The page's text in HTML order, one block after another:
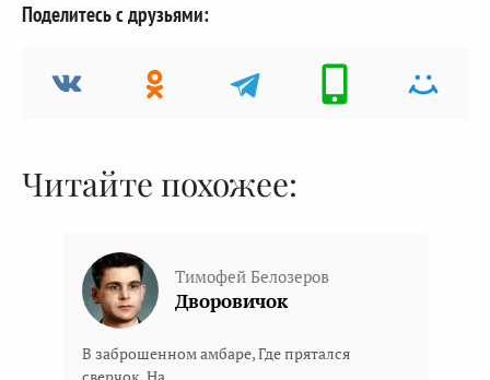
Поделитесь с друзьями:
Читайте похожее:
Тимофей Белозеров
Дворовичок
В заброшенном амбаре, Где прятался
сверчок, На